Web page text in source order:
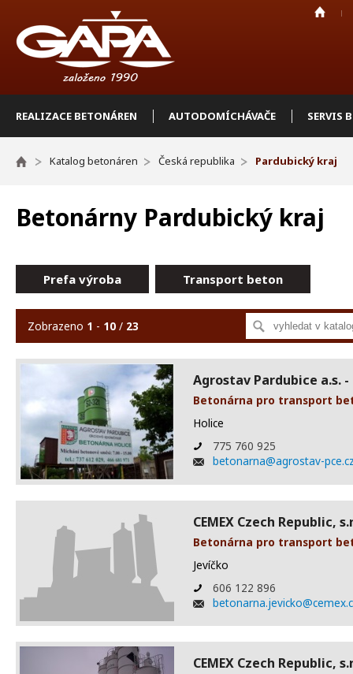
REALIZACE BETONÁREN AUTODOMÍCHÁVAČE SERVIS
Katalog betonáren Česká republika Pardubický kraj
Betonárny Pardubický kraj
Prefa výroba Transport beton
Zobrazeno 1 - 10 / 23
Agrostav Pardubice a.s.
Betonárna pro transport
Holice
775 760 925
betonarna@agrostav-
CEMEX Czech Republic,
Betonárna pro transport
Jevíčko
606 122 896
CEMEX Czech Republic,